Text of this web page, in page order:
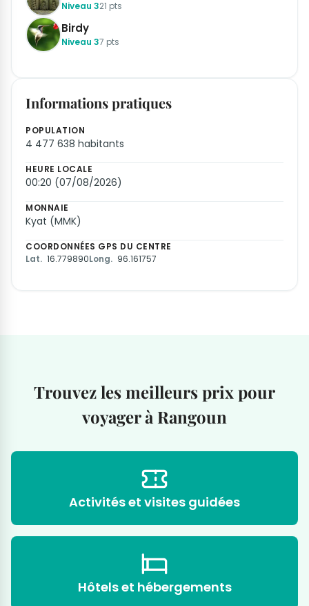
Niveau 321 pts
Birdy
Niveau 37 pts
Informations pratiques
POPULATION
4 477 638 habitants
HEURE LOCALE
00:20 (07/08/2026)
MONNAIE
Kyat (MMK)
COORDONNÉES GPS DU CENTRE
Lat. 16.779890Long. 96.161757
Trouvez les meilleurs prix pour
voyager à Rangoun
Activités et visites guidées
Hôtels et hébergements